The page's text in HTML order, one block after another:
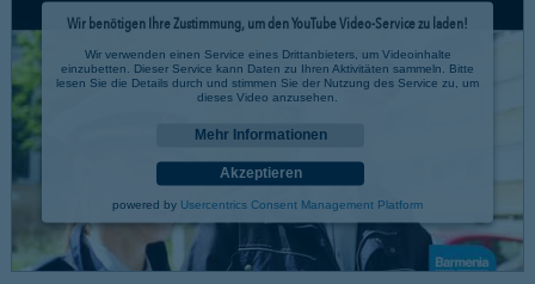
Wir benötigen Ihre Zustimmung, um den YouTube Video-Service zu laden!
Wir verwenden einen Service eines Drittanbieters, um Videoinhalte
einzubetten. Dieser Service kann Daten zu Ihren Aktivitäten sammeln. Bitte
lesen Sie die Details durch und stimmen Sie der Nutzung des Service zu, um
dieses Video anzusehen.
Mehr Informationen
Akzeptieren
powered by Usercentrics Consent Management Platform